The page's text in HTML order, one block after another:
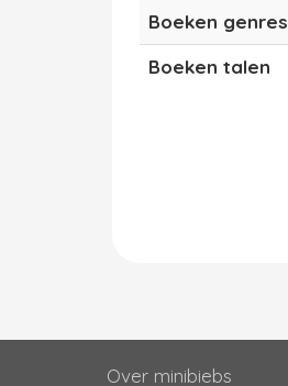
Boeken genres
Boeken talen
Over minibiebs